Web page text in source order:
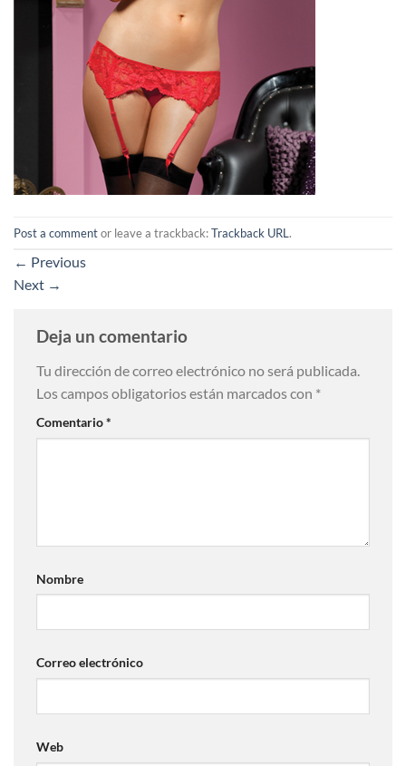
Post a commentor leave a trackback:Trackback URL .
← Previous
Next →
Deja un comentario
Tu dirección de correo electrónico no será publicada.
Los campos obligatorios están marcados con *
Comentario*
Nombre
Correo electrónico
Web